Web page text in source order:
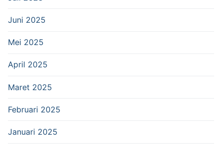
Juni 2025
Mei 2025
April 2025
Maret 2025
Februari 2025
Januari 2025